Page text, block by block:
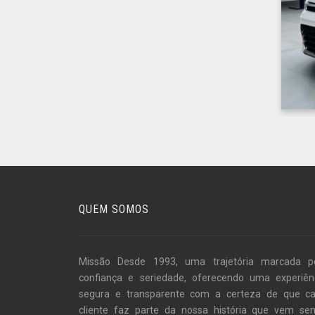
QUEM SOMOS
Missão Desde 1993, uma trajetória marcada
confiança e seriedade, oferecendo uma
segura e transparente com a certeza de que
cliente faz parte da nossa história que vem